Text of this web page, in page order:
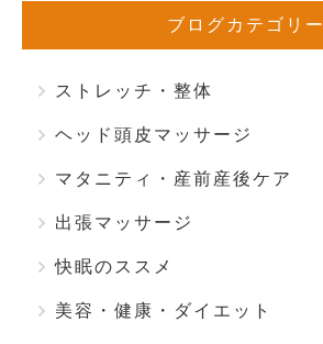
ブログカテゴリー
ストレッチ・整体
ヘッド頭皮マッサージ
マタニティ・産前産後ケア
出張マッサージ
快眠のススメ
美容・健康・ダイエット